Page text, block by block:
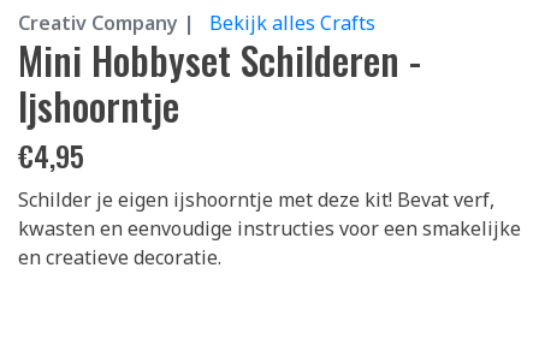
Creativ Company | Bekijk alles Crafts
Mini Hobbyset Schilderen -
Ijshoorntje
€4,95
Schilder je eigen ijshoorntje met deze kit! Bevat verf,
kwasten en eenvoudige instructies voor een smakelijke
en creatieve decoratie.